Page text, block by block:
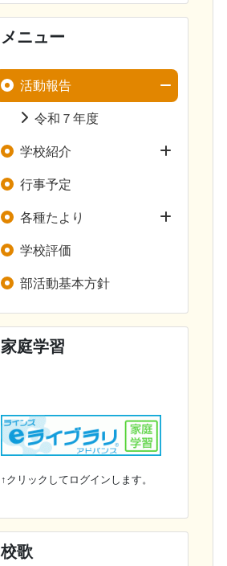
メニュー
活動報告
令和７年度
学校紹介
行事予定
各種たより
学校評価
部活動基本方針
家庭学習
↑クリックしてログインします。
校歌